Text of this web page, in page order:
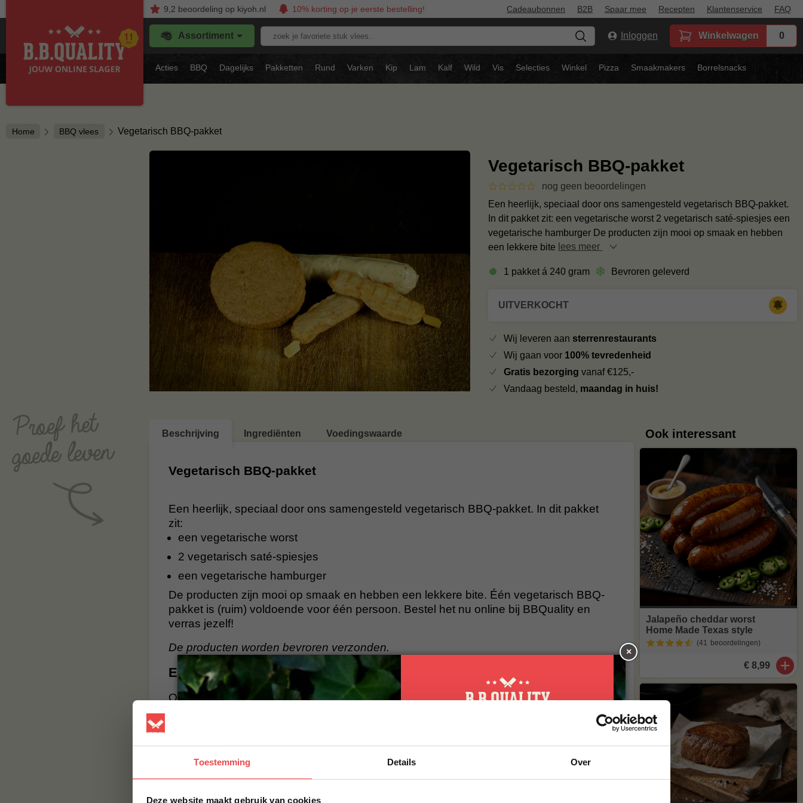
Toestemming Details Over
Deze website maakt gebruik van cookies
9,2 beoordelingop kiyoh.nl 10% korting op je eerste bestelling! Cadeaubonnen B2B Spaar mee Recepten Klantenservice FAQ
Assortiment
Zoek
stuk
vlees..
Inloggen Winkelwagen 0
Acties BBQ Dagelijks Pakketten Rund Varken Kip Lam Kalf Wild Vis Selecties Winkel Pizza Smaakmakers Borrelsnacks
Home BBQ vlees Vegetarisch BBQ-pakket
Vegetarisch BBQ-pakket
nog geen beoordelingen
Een heerlijk, speciaal door ons samengesteld vegetarisch BBQ-pakket.
In dit pakket zit: een vegetarische worst 2 vegetarisch saté-spiesjes een
vegetarische hamburger De producten zijn mooi op smaak en hebben
een lekkere bite lees meer
1 pakket á 240 gram Bevroren geleverd
UITVERKOCHT
Wij leveren aan sterrenrestaurants
Wij gaan voor 100% tevredenheid
Gratis bezorging vanaf €125,-
Vandaag besteld, maandag in huis!
Beschrijving Ingrediënten Voedingswaarde
Vegetarisch BBQ-pakket
Een heerlijk, speciaal door ons samengesteld vegetarisch BBQ-pakket. In dit pakket
zit:
een vegetarische worst
2 vegetarisch saté-spiesjes
een vegetarische hamburger
De producten zijn mooi op smaak en hebben een lekkere bite. Één vegetarisch BBQ-
pakket is (ruim) voldoende voor één persoon. Bestel het nu online bij BBQuality en
verras jezelf!
De producten worden bevroren verzonden.
Een vleesvervanger op je BBQ
Ook voor de bbq bestaan er lekkere vleesvervangers. Ben je vegetarisch? Of krijg je
eters die minder of geen vlees eten? Ook zij kunnen aanschuiven met ons vega bbq
Dat hoeft helemaal niet! Met dit vegetarische bbq vlees ben je voor€5,00 per persoon
Ook interessant
Jalapeño cheddar worst
Home Made Texas style
(41 beoordelingen)
€ 8,99
×
10% korting op je
eerste bestelling*